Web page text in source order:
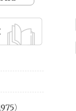
）